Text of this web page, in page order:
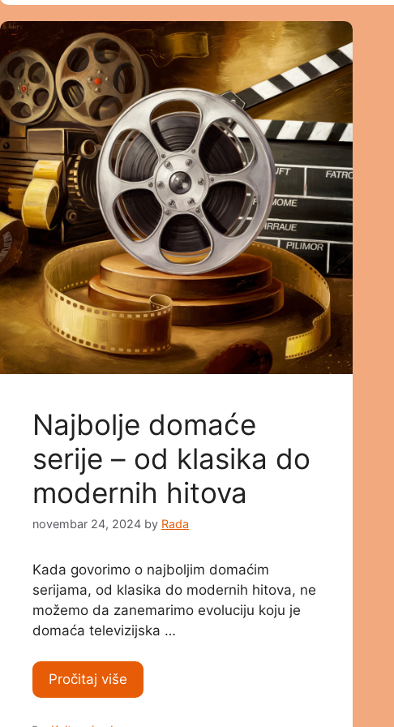
Najbolje domaće
serije – od klasika do
modernih hitova
novembar 24, 2024 by Rada
Kada govorimo o najboljim domaćim
serijama, od klasika do modernih hitova, ne
možemo da zanemarimo evoluciju koju je
domaća televizijska …
Pročitaj više